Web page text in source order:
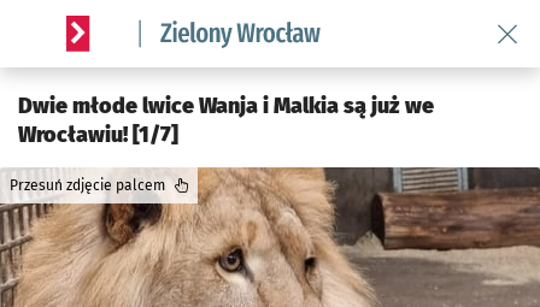
Serwis informacyjny wroclaw.pl podserwis: Środowisko we
Dwie młode lwice Wanja i Malkia są już we
Wrocławiu! [1/7]
Przesuń zdjęcie palcem